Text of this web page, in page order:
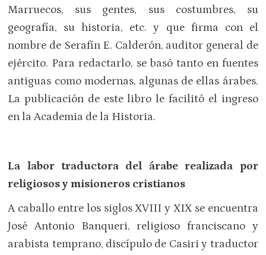
Marruecos, sus gentes, sus costumbres, su
geografía, su historia, etc. y que firma con el
nombre de Serafín E. Calderón, auditor general de
ejército. Para redactarlo, se basó tanto en fuentes
antiguas como modernas, algunas de ellas árabes.
La publicación de este libro le facilitó el ingreso
en la Academia de la Historia.
La labor traductora del árabe realizada por
religiosos y misioneros cristianos
A caballo entre los siglos XVIII y XIX se encuentra
José Antonio Banqueri, religioso franciscano y
arabista temprano, discípulo de Casiri y traductor